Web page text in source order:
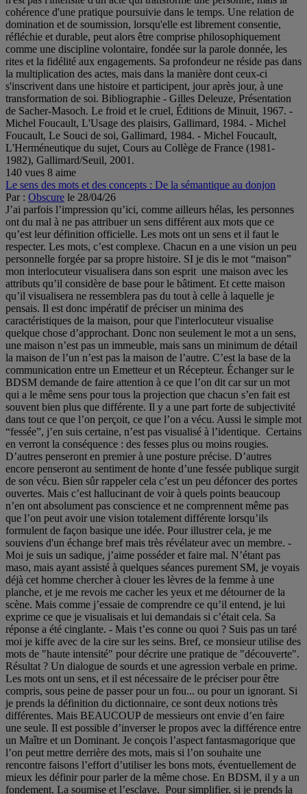
cohérence d'une pratique poursuivie dans le temps. Une relation de
domination et de soumission, lorsqu'elle est librement consentie,
réfléchie et durable, peut alors être comprise philosophiquement
comme une discipline volontaire, fondée sur la parole donnée, les
rites et la fidélité aux engagements. Sa profondeur ne réside pas dans
la multiplication des actes, mais dans la manière dont ceux-ci
s'inscrivent dans une histoire et participent, jour après jour, à une
transformation de soi. Bibliographie - Gilles Deleuze, Présentation
de Sacher-Masoch. Le froid et le cruel, Éditions de Minuit, 1967. -
Michel Foucault, L'Usage des plaisirs, Gallimard, 1984. - Michel
Foucault, Le Souci de soi, Gallimard, 1984. - Michel Foucault,
L'Herméneutique du sujet, Cours au Collège de France (1981-
1982), Gallimard/Seuil, 2001.
140 vues 8 aime
Le sens des mots et des concepts : De la sémantique au donjon
Par : Obscure le 28/04/26
J’ai parfois l’impression qu’ici, comme ailleurs hélas, les personnes
ont du mal à ne pas attribuer un sens différent aux mots que ce
qu’est leur définition officielle. Les mots ont un sens et il faut le
respecter. Les mots, c’est complexe. Chacun en a une vision un peu
personnelle forgée par sa propre histoire. SI je dis le mot “maison”
mon interlocuteur visualisera dans son esprit une maison avec les
attributs qu’il considère de base pour le bâtiment. Et cette maison
qu’il visualisera ne ressemblera pas du tout à celle à laquelle je
pensais. Il est donc impératif de préciser un minima des
caractéristiques de la maison, pour que l'interlocuteur visualise
quelque chose d’approchant. Donc non seulement le mot a un sens,
une maison n’est pas un immeuble, mais sans un minimum de détail
la maison de l’un n’est pas la maison de l’autre. C’est la base de la
communication entre un Emetteur et un Récepteur. Échanger sur le
BDSM demande de faire attention à ce que l’on dit car sur un mot
qui a le même sens pour tous la projection que chacun s’en fait est
souvent bien plus que différente. Il y a une part forte de subjectivité
dans tout ce que l’on perçoit, ce que l’on a vécu. Aussi le simple mot
“fessée”, j’en suis certaine, n’est pas visualisé à l’identique. Certains
en verront la conséquence : des fesses plus ou moins rougies.
D’autres penseront en premier à une posture précise. D’autres
encore penseront au sentiment de honte d’une fessée publique surgit
de son vécu. Bien sûr rappeler cela c’est un peu défoncer des portes
ouvertes. Mais c’est hallucinant de voir à quels points beaucoup
n’en ont absolument pas conscience et ne comprennent même pas
que l’on peut avoir une vision totalement différente lorsqu’ils
formulent de façon basique une idée. Pour illustrer cela, je me
souviens d'un échange bref mais très révélateur avec un membre. -
Moi je suis un sadique, j’aime posséder et faire mal. N’étant pas
maso, mais ayant assisté à quelques séances purement SM, je voyais
déjà cet homme chercher à clouer les lèvres de la femme à une
planche, et je me revois me cacher les yeux et me détourner de la
scène. Mais comme j’essaie de comprendre ce qu’il entend, je lui
exprime ce que je visualisais et lui demandais si c’était cela. Sa
réponse a été cinglante. - Mais t’es conne ou quoi ? Suis pas un taré
moi je kiffe avec de la cire sur les seins. Bref, ce monsieur utilise des
mots de "haute intensité" pour décrire une pratique de "découverte".
Résultat ? Un dialogue de sourds et une agression verbale en prime.
Les mots ont un sens, et il est nécessaire de le préciser pour être
compris, sous peine de passer pour un fou... ou pour un ignorant. Si
je prends la définition du dictionnaire, ce sont deux notions très
différentes. Mais BEAUCOUP de messieurs ont envie d’en faire
une seule. Il est possible d’inverser le propos avec la différence entre
un Maître et un Dominant. Je conçois l’aspect fantasmagorique que
l’on peut mettre derrière des mots, mais si l’on souhaite une
rencontre faisons l’effort d’utiliser les bons mots, éventuellement de
mieux les définir pour parler de la même chose. En BDSM, il y a un
fondement. La soumise et l’esclave. Pour simplifier, si je prends la